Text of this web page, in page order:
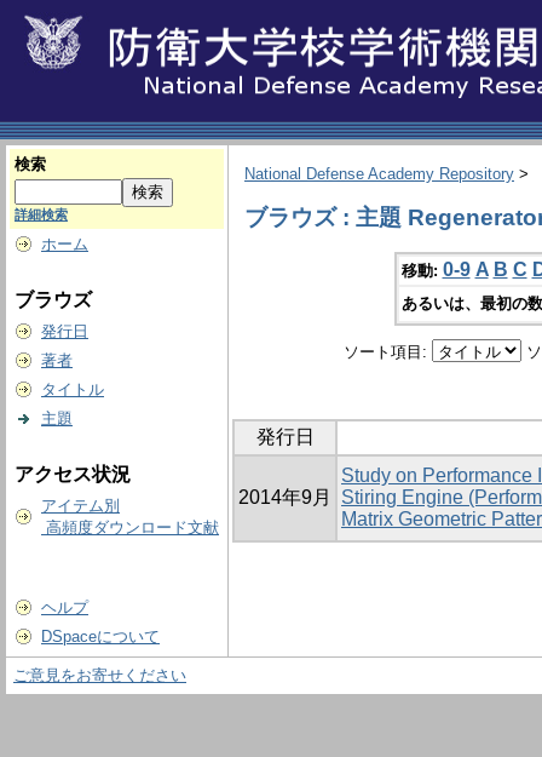
検索
詳細検索
ホーム
ブラウズ
発行日
著者
タイトル
主題
アクセス状況
アイテム別
高頻度ダウンロード文献
ヘルプ
DSpaceについて
National Defense Academy Repository >
ブラウズ : 主題
移動: 0-9 A B C
あるいは、最初の
ソート項目:
発行日
2014年9月
Study on Performance
Stiring Engine
Matrix Geometric
ご意見をお寄せください